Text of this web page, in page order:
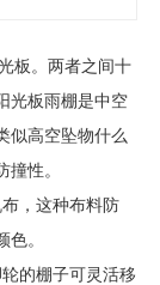
板。两者之间十
光板雨棚是中空
似高空坠物什么
性。
，这种布料防
。
的棚子可灵活移